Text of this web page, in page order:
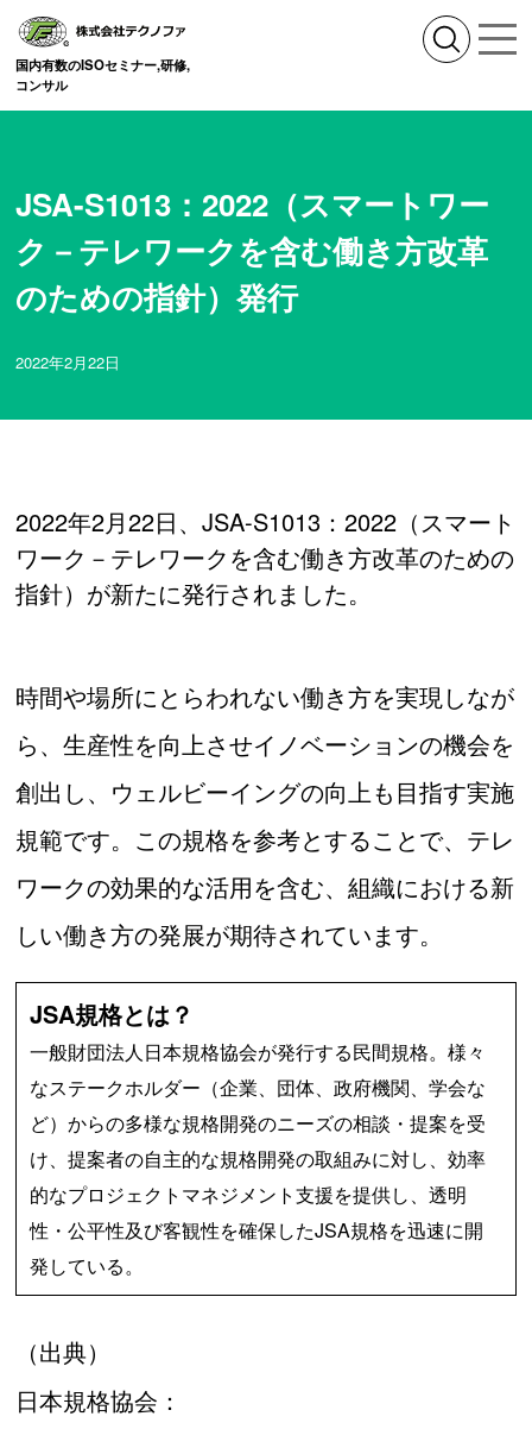
国内有数のISOセミナー,研修,
コンサル
JSA-S1013：2022（スマートワー
ク－テレワークを含む働き方改革
のための指針）発行
2022年2月22日
2022年2月22日、JSA-S1013：2022（スマート
ワーク－テレワークを含む働き方改革のための
指針）が新たに発行されました。
時間や場所にとらわれない働き方を実現しなが
ら、生産性を向上させイノベーションの機会を
創出し、ウェルビーイングの向上も目指す実施
規範です。この規格を参考とすることで、テレ
ワークの効果的な活用を含む、組織における新
しい働き方の発展が期待されています。
JSA規格とは？
一般財団法人日本規格協会が発行する民間規格。様々
なステークホルダー（企業、団体、政府機関、学会な
ど）からの多様な規格開発のニーズの相談・提案を受
け、提案者の自主的な規格開発の取組みに対し、効率
的なプロジェクトマネジメント支援を提供し、透明
性・公平性及び客観性を確保したJSA規格を迅速に開
発している。
（出典）
日本規格協会：